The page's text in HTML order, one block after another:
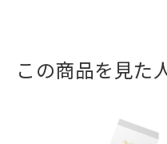
この商品を見た